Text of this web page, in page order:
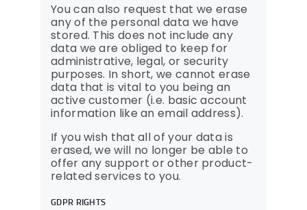
You can also request that we erase
any of the personal data we have
stored. This does not include any
data we are obliged to keep for
administrative, legal, or security
purposes. In short, we cannot erase
data that is vital to you being an
active customer (i.e. basic account
information like an email address).
If you wish that all of your data is
erased, we will no longer be able to
offer any support or other product-
related services to you.
GDPR RIGHTS